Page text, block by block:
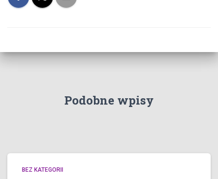
Podobne wpisy
BEZ KATEGORII